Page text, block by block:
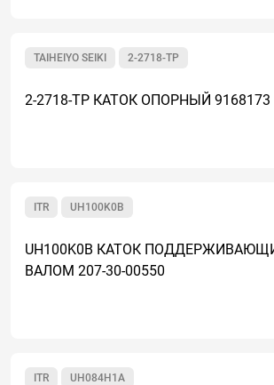
2-2718-TP
TAIHEIYO SEIKI
2-2718-TP КАТОК ОПОРНЫЙ 9168173
UH100K0B
ITR
UH100K0B КАТОК
ВАЛОМ 207-30-00550
UH084H1A
ITR